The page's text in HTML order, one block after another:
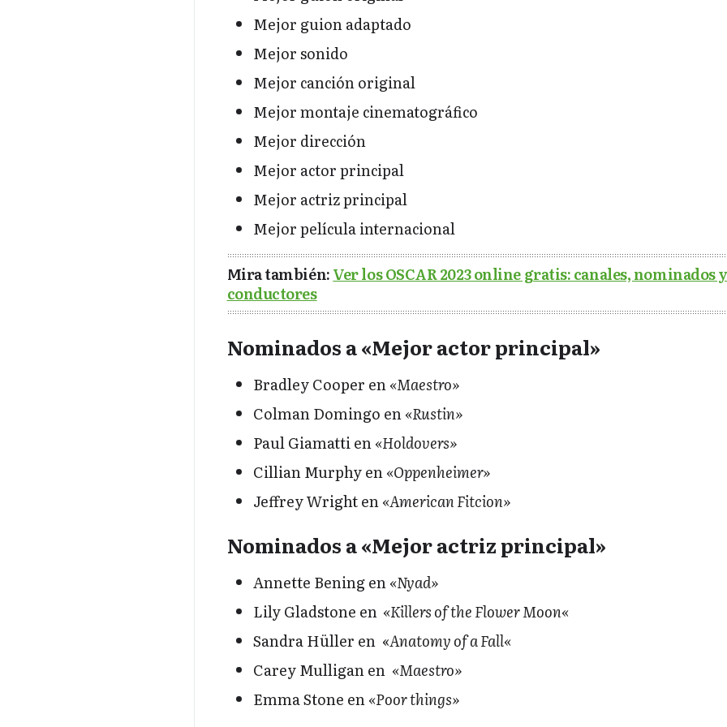
Mejor guion adaptado
Mejor sonido
Mejor canción original
Mejor montaje cinematográfico
Mejor dirección
Mejor actor principal
Mejor actriz principal
Mejor película internacional
Mira también:Ver los OSCAR 2023 online gratis: canales, nominados y
conductores
Nominados a «Mejor actor principal»
Bradley Cooper en«Maestro»
Colman Domingo en«Rustin»
Paul Giamatti en«Holdovers»
Cillian Murphy en«Oppenheimer»
Jeffrey Wright en«American Fitcion»
Nominados a «Mejor actriz principal»
Annette Bening en«Nyad»
Lily Gladstone en «Killers of the Flower Moon«
Sandra Hüller en «Anatomy of a Fall«
Carey Mulligan en «Maestro»
Emma Stone en«Poor things»